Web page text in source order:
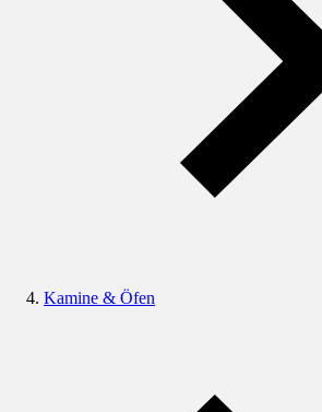
Kamine & Öfen